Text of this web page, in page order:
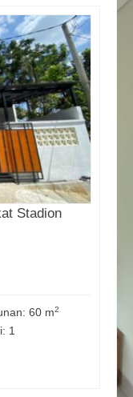
Stadion
60 m2
1